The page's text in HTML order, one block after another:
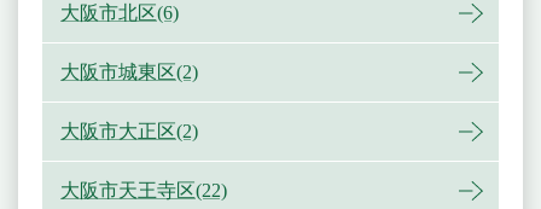
大阪市北区(6)
大阪市城東区(2)
大阪市大正区(2)
大阪市天王寺区(22)